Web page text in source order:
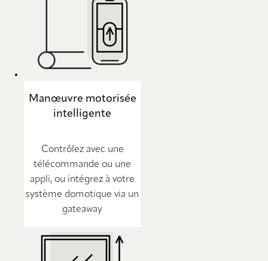
Manœuvre motorisée
intelligente
Contrôlez avec une
télécommande ou une
appli, ou intégrez à votre
système domotique via un
gateaway